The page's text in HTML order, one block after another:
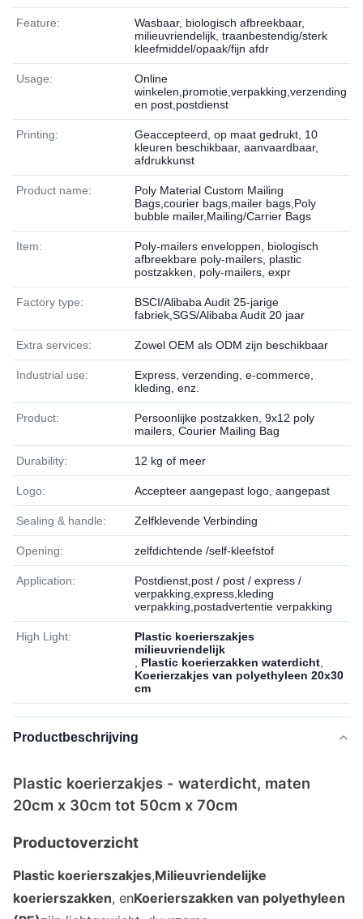
Feature:
Wasbaar, biologisch afbreekbaar,
milieuvriendelijk, traanbestendig/sterk
kleefmiddel/opaak/fijn afdr
Usage:
Online
winkelen,promotie,verpakking,verzending
en post,postdienst
Printing:
Geaccepteerd, op maat gedrukt, 10
kleuren beschikbaar, aanvaardbaar,
afdrukkunst
Product name:
Poly Material Custom Mailing
Bags,courier bags,mailer bags,Poly
bubble mailer,Mailing/Carrier Bags
Item:
Poly-mailers enveloppen, biologisch
afbreekbare poly-mailers, plastic
postzakken, poly-mailers, expr
Factory type:
BSCI/Alibaba Audit 25-jarige
fabriek,SGS/Alibaba Audit 20 jaar
Extra services: Zowel OEM als ODM zijn beschikbaar
Industrial use:
Express, verzending, e-commerce,
kleding, enz.
Product:
Persoonlijke postzakken, 9x12 poly
mailers, Courier Mailing Bag
Durability: 12 kg of meer
Logo: Accepteer aangepast logo, aangepast
Sealing & handle: Zelfklevende Verbinding
Opening: zelfdichtende /self-kleefstof
Application:
Postdienst,post / post / express /
verpakking,express,kleding
verpakking,postadvertentie verpakking
High Light:
Plastic koerierszakjes
milieuvriendelijk
Plastic koerierzakken waterdicht
Koerierzakjes van polyethyleen 20x30
cm
Productbeschrijving
Plastic koerierzakjes - waterdicht, maten
20cm x 30cm tot 50cm x 70cm
Productoverzicht
Plastic koerierszakjes,Milieuvriendelijke
koerierszakken, enKoerierszakken van polyethyleen